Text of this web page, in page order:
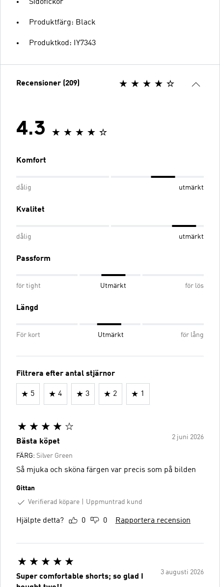
Sidofickor
Produktfärg: Black
Produktkod: IY7343
Recensioner (209)
4.3
Komfort
dålig utmärkt
Kvalitet
dålig utmärkt
Passform
för tight Utmärkt för lös
Längd
För kort Utmärkt för lång
Filtrera efter antal stjärnor
5 4 3 2 1
2 juni 2026
Bästa köpet
FÄRG: Silver Green
Så mjuka och sköna färgen var precis som på bilden
Gittan
Verifierad köpare
Uppmuntrad kund
Hjälpte detta? 0 0 Rapportera recension
3 augusti 2026
Super comfortable shorts; so glad I